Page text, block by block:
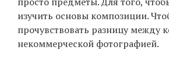
изучить основы композиции.
прочувствовать разницу между
некоммерческой фотографией.